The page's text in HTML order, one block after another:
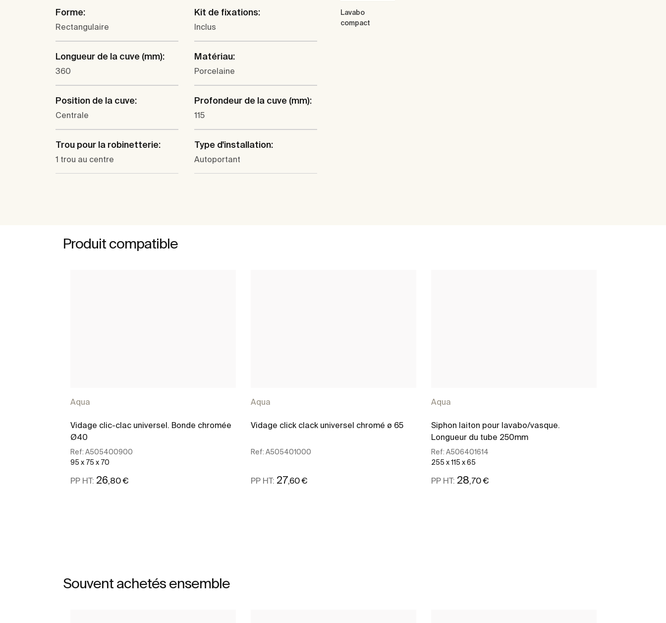
Forme:
Rectangulaire
Kit de fixations:
Inclus
Longueur de la cuve (mm):
360
Matériau:
Porcelaine
Position de la cuve:
Centrale
Profondeur de la cuve (mm):
115
Trou pour la robinetterie:
1 trou au centre
Type d'installation:
Autoportant
Lavabo
compact
Produit compatible
Aqua
Vidage clic-clac universel. Bonde chromée
Ø40
Ref: A505400900
95 x 75 x 70
PP HT: 26 ,80 €
Aqua
Vidage click clack universel chromé ø 65
Ref: A505401000
PP HT: 27 ,60 €
Aqua
Siphon laiton pour lavabo/vasque.
Longueur du tube 250mm
Ref: A506401614
255 x 115 x 65
PP HT: 28 ,70 €
Souvent achetés ensemble